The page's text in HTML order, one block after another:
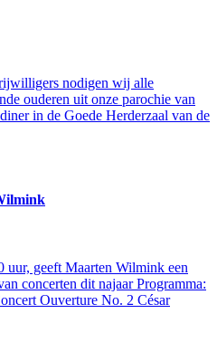
nodigen wij alle
ouderen uit onze parochie van
in de Goede Herderzaal van de
uur, geeft Maarten Wilmink een
concerten dit najaar Programma:
Ouverture No. 2 César